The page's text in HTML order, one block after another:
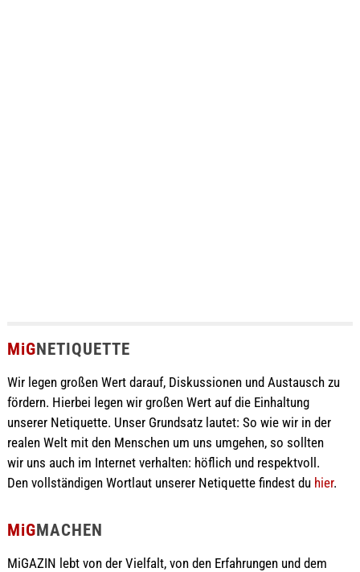
MiGNETIQUETTE
Wir legen großen Wert darauf, Diskussionen und Austausch zu
fördern. Hierbei legen wir großen Wert auf die Einhaltung
unserer Netiquette. Unser Grundsatz lautet: So wie wir in der
realen Welt mit den Menschen um uns umgehen, so sollten
wir uns auch im Internet verhalten: höflich und respektvoll.
Den vollständigen Wortlaut unserer Netiquette findest du hier.
MiGMACHEN
MiGAZIN lebt von der Vielfalt, von den Erfahrungen und dem